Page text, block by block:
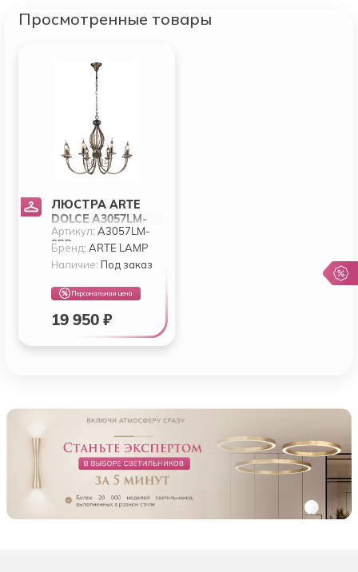
Просмотренные товары
ЛЮСТРА ARTE
DOLCE A3057LM-
8BR
Артикул:A3057LM-
8BR
Бренд:ARTE LAMP
Наличие: Под заказ
Персональная цена
19 950 ₽